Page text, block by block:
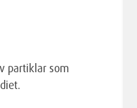
partiklar som